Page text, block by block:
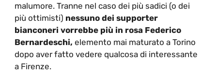
malumore. Tranne nel caso dei più sadici (o dei
più ottimisti) nessuno dei supporter
bianconeri vorrebbe più in rosa Federico
Bernardeschi, elemento mai maturato a Torino
dopo aver fatto vedere qualcosa di interessante
a Firenze.